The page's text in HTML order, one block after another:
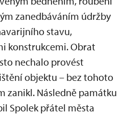
zanedbáváním údržby
stavu,
konstrukcemi. Obrat
nechalo provést
objektu – bez tohoto
zanikl. Následně památku
Spolek přátel města